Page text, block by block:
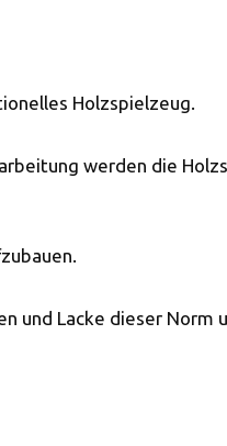
Holzspielzeug.
werden die
und Lacke dieser Norm